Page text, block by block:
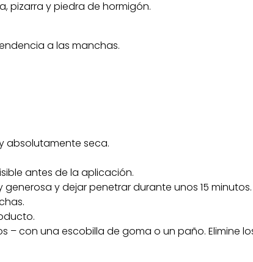
pizarra y piedra de hormigón.
a las manchas.
absolutamente seca.
antes de la aplicación.
y dejar penetrar durante unos 15 minutos.
– con una escobilla de goma o un paño. Elimine